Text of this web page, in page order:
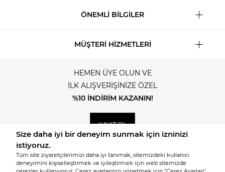
ÖNEMLİ BİLGİLER
MÜŞTERİ HİZMETLERİ
HEMEN ÜYE OLUN VE
İLK ALIŞVERİŞİNİZE ÖZEL
%10 İNDİRİM KAZANIN!
KAYIT OL